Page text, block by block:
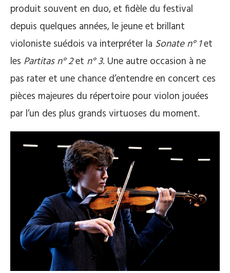
produit souvent en duo, et fidèle du festival
depuis quelques années, le jeune et brillant
violoniste suédois va interpréter la Sonate n° 1et
les Partitas n° 2et n° 3. Une autre occasion à ne
pas rater et une chance d’entendre en concert ces
pièces majeures du répertoire pour violon jouées
par l’un des plus grands virtuoses du moment.